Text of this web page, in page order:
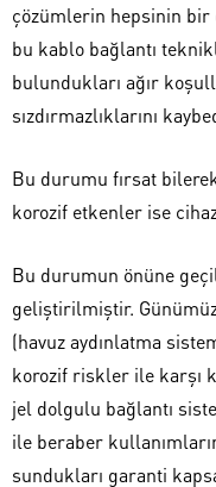
çözümlerin hepsinin bir
bu kablo bağlantı
bulundukları ağır
sızdırmazlıklarını
Bu durumu fırsat
korozif etkenler ise
Bu durumun önüne
geliştirilmiştir.
(havuz aydınlatma
korozif riskler ile karşı
jel dolgulu bağlantı
ile beraber
sundukları garanti